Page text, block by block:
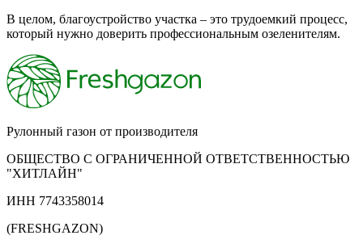
В целом, благоустройство участка – это трудоемкий процесс,
который нужно доверить профессиональным озеленителям.
Рулонный газон от производителя
ОБЩЕСТВО С ОГРАНИЧЕННОЙ ОТВЕТСТВЕННОСТЬЮ
"ХИТЛАЙН"
ИНН 7743358014
(FRESHGAZON)